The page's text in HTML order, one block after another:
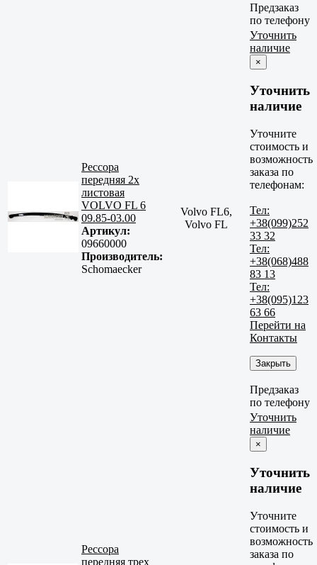
Предзаказ
по телефону
Рессора
передняя 2х
листовая
VOLVO FL 6
09.85-03.00
Артикул:
09660000
Производитель:
Schomaecker
Volvo FL6,
Volvo FL
Уточнить
наличие
×
Уточнить
наличие
Уточните
стоимость и
возможность
заказа по
телефонам:
Тел:
+38(099)252
33 32
Тел:
+38(068)488
83 13
Тел:
+38(095)123
63 66
Перейти на
Контакты
Закрыть
Предзаказ
по телефону
Рессора
передняя трех
Уточнить
наличие
×
Уточнить
наличие
Уточните
стоимость и
возможность
заказа по